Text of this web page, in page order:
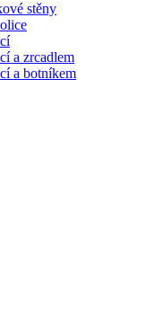
stěny
a zrcadlem
a botníkem